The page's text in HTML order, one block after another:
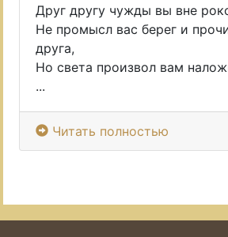
Друг другу чужды вы вне
Не промысл вас берег и
друга,
Но света произвол вам
...
Читать полностью